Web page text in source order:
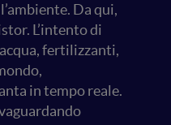
Da qui,
L’intento di
fertilizzanti,
in tempo reale.